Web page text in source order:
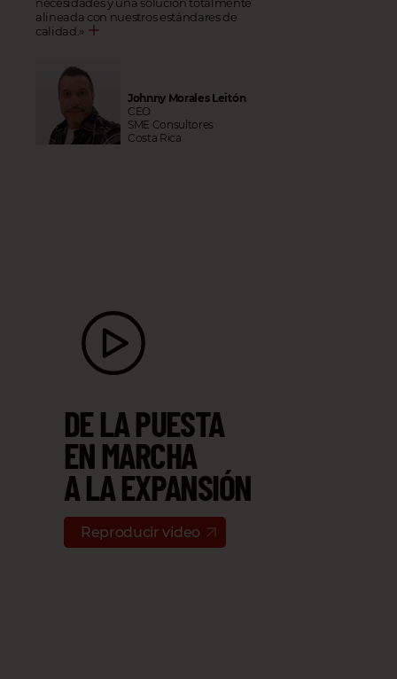
alineada con nuestros estándares de
calidad. »
Johnny Morales Leitón
CEO
SME Consultores
Costa Rica
DE LA PUESTA
EN MARCHA
A LA EXPANSIÓN
Reproducir video